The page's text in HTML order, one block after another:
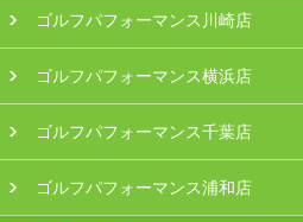
ゴルフパフォーマンス川崎店
ゴルフパフォーマンス横浜店
ゴルフパフォーマンス千葉店
ゴルフパフォーマンス浦和店